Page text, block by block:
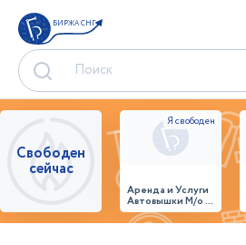
БИРЖА СНГ
Свободен
сейчас
Аренда и Услуги
Автовышки М/о г.
Домодедово
26,28,32 место